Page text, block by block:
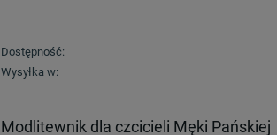
Dostępność:
Wysyłka w:
Modlitewnik dla czcicieli Męki Pańskiej